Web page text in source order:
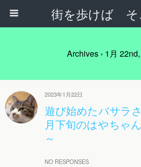
街を歩けば そ
Archives › 1月
2023年1月22日
遊び始めたバサラ
月下旬のはやちゃ
～
NO RESPONSES